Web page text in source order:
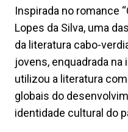
Inspirada no romance
Lopes da Silva, uma
da literatura cabo-
jovens, enquadrada na
utilizou a literatura
globais do
identidade cultural do